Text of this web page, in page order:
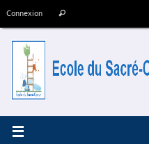
Connexion Rechercher